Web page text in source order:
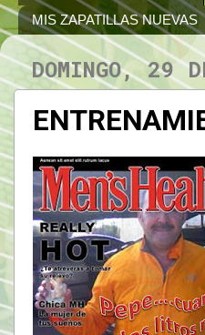
MIS ZAPATILLAS NUEVAS
DOMINGO, 29